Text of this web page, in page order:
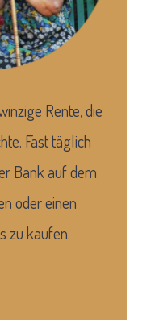
Rente, die
Fast täglich
Bank auf dem
oder einen
zu kaufen.